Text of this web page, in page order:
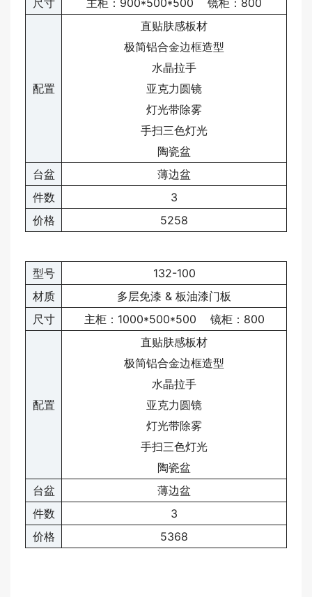
配置
直贴肤感板材
极简铝合金边框造型
水晶拉手
亚克力圆镜
灯光带除雾
手扫三色灯光
陶瓷盆
台盆
薄边盆
件数
3
价格
5258
型号
132-100
材质
多层免漆 & 板油漆门板
尺寸
主柜：1000*500*500 镜柜：800
配置
直贴肤感板材
极简铝合金边框造型
水晶拉手
亚克力圆镜
灯光带除雾
手扫三色灯光
陶瓷盆
台盆
薄边盆
件数
3
价格
5368